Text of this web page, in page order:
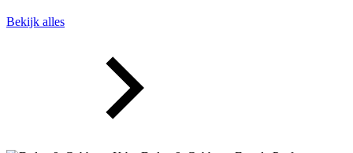
Bekijk alles